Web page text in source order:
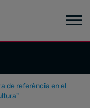
de referència en el